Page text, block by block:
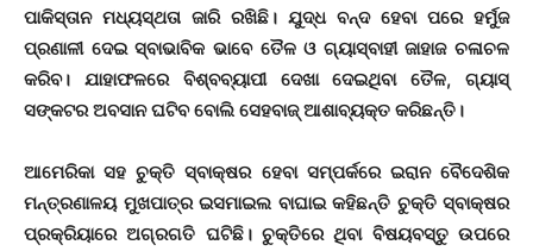
ପାକିସ୍ତାନ ମଧ୍ୟସ୍ଥତା ଜାରି ରଖିଛି। ଯୁଦ୍ଧ ବନ୍ଦ ହେବା ପରେ ହର୍ମୁଜ
ପ୍ରଣାଳୀ ଦେଇ ସ୍ବାଭାବିକ ଭାବେ ତୈଳ ଓ ଗ୍ୟାସ୍‌ବାହୀ ଜାହାଜ ଚଳାଚଳ
କରିବ। ଯାହାଫଳରେ ବିଶ୍ବବ୍ୟାପୀ ଦେଖା ଦେଇଥିବା ତୈଳ, ଗ୍ୟାସ୍‌
ସଙ୍କଟର ଅବସାନ ଘଟିବ ବୋଲି ସେହବାଜ୍‌ ଆଶାବ୍ୟକ୍ତ କରିଛନ୍ତି।
ଆମେରିକା ସହ ଚୁକ୍ତି ସ୍ବାକ୍ଷର ହେବା ସମ୍ପର୍କରେ ଇରାନ ବୈଦେଶିକ
ମନ୍ତ୍ରଣାଳୟ ମୁଖପାତ୍ର ଇସମାଇଲ ବାଘାଇ କହିଛନ୍ତି ଚୁକ୍ତି ସ୍ବାକ୍ଷର
ପ୍ରକ୍ରିୟାରେ ଅଗ୍ରଗତି ଘଟିଛି। ଚୁକ୍ତିରେ ଥିବା ବିଷୟବସ୍ତୁ ଉପରେ